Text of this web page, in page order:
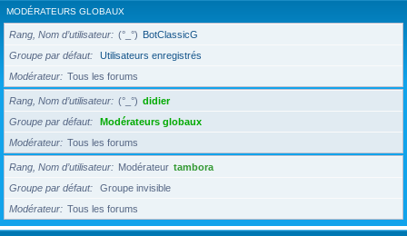
MODÉRATEURS GLOBAUX
Rang, Nom d’utilisateur (°_°) BotClassicG
Groupe par défaut
Utilisateurs enregistrés
Modérateur
Tous les forums
Rang, Nom d’utilisateur (°_°) didier
Groupe par défaut
Modérateurs globaux
Modérateur
Tous les forums
Rang, Nom d’utilisateur Modérateur tambora
Groupe par défaut
Groupe invisible
Modérateur
Tous les forums